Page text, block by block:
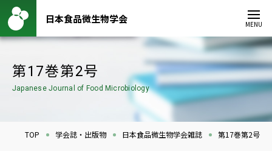
日本食品微生物学会 MENU
第17巻第2号
Japanese Journal of Food Microbiology
TOP 学会誌・出版物 日本食品微生物学会雑誌 第17巻第2号